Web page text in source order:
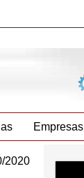
Empresas
2020